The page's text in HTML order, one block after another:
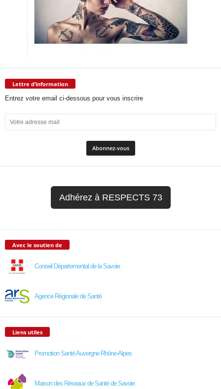
Lettre d’information
Entrez votre email ci-dessous pour vous inscrire
Adhérez à RESPECTS 73
Avec le soutien de
Conseil Départemental de la Savoie
Agence Régionale de Santé
Liens utiles
Promotion Santé Auvergne Rhône-Alpes
Maison des Réseaux de Santé de Savoie